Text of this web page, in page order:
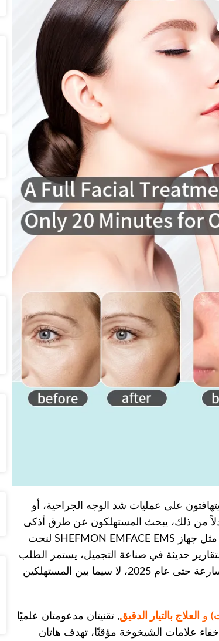
على عمليات شد الوجه الجراحية، أو
بدلاً من ذلك، يبحث المستهلكون عن طرق أذكى
وأكثر أماناً وطبيعية للحفاظ على بشرة شابة. لهذا السبب تحديداً، أصبحت أجهزة مثل جهاز SHEFMON EMFACE EMS لنحت
لتقارير حديثة في صناعة التجميل، يستمر الطلب
على أجهزة شد البشرة وتحديد ملامح الوجه غير الجراحية في الارتفاع بوتيرة متسارعة حتى عام 2025، لا سيما بين المستهلكين
و العلاج بالتيار الدقيق, تقنيتان مدعومتان علميًا
علامات الشيخوخة مؤقتًا، تهدف هاتان